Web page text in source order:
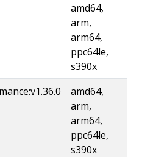
amd64,
arm,
arm64,
ppc64le,
s390x
amd64,
arm,
arm64,
ppc64le,
s390x